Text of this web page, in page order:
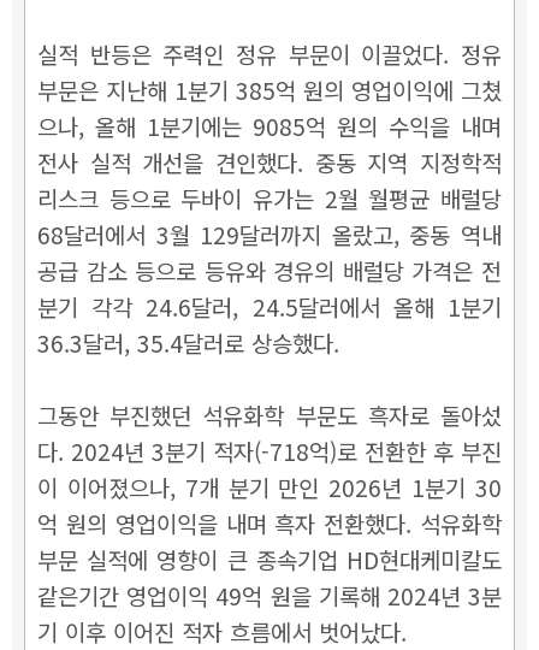
실적 반등은 주력인 정유 부문이 이끌었다. 정유
부문은 지난해 1분기 385억 원의 영업이익에 그쳤
으나, 올해 1분기에는 9085억 원의 수익을 내며
전사 실적 개선을 견인했다. 중동 지역 지정학적
리스크 등으로 두바이 유가는 2월 월평균 배럴당
68달러에서 3월 129달러까지 올랐고, 중동 역내
공급 감소 등으로 등유와 경유의 배럴당 가격은 전
분기 각각 24.6달러, 24.5달러에서 올해 1분기
36.3달러, 35.4달러로 상승했다.
그동안 부진했던 석유화학 부문도 흑자로 돌아섰
다. 2024년 3분기 적자(-718억)로 전환한 후 부진
이 이어졌으나, 7개 분기 만인 2026년 1분기 30
억 원의 영업이익을 내며 흑자 전환했다. 석유화학
부문 실적에 영향이 큰 종속기업 HD현대케미칼도
같은기간 영업이익 49억 원을 기록해 2024년 3분
기 이후 이어진 적자 흐름에서 벗어났다.